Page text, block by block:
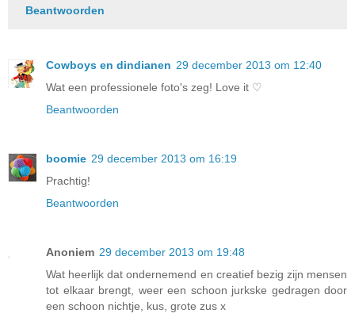
Beantwoorden
Cowboys en dindianen 29 december 2013 om 12:40
Wat een professionele foto's zeg! Love it ♡
Beantwoorden
boomie 29 december 2013 om 16:19
Prachtig!
Beantwoorden
Anoniem 29 december 2013 om 19:48
Wat heerlijk dat ondernemend en creatief bezig zijn mensen
tot elkaar brengt, weer een schoon jurkske gedragen door
een schoon nichtje, kus, grote zus x